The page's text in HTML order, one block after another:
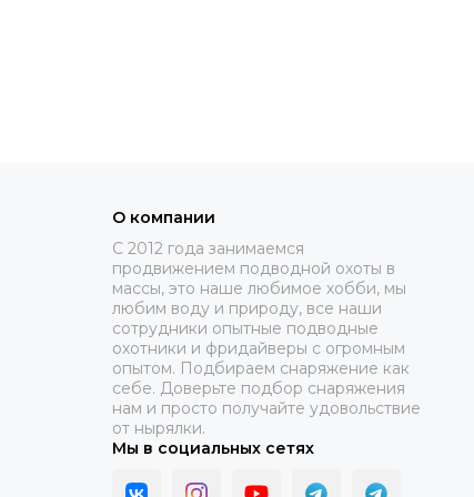
О компании
C 2012 года занимаемся
продвижением подводной охоты в
массы, это наше любимое хобби, мы
любим воду и природу, все наши
сотрудники опытные подводные
охотники и фридайверы с огромным
опытом. Подбираем снаряжение как
себе. Доверьте подбор снаряжения
нам и просто получайте удовольствие
от нырялки.
Мы в социальных сетях